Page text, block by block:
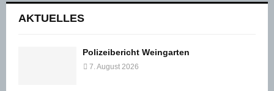
AKTUELLES
Polizeibericht Weingarten
7. August 2026